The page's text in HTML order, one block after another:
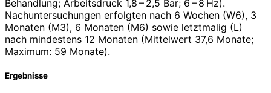
Behandlung; Arbeitsdruck 1,8 – 2,5 Bar; 6 – 8 Hz).
Nachuntersuchungen erfolgten nach 6 Wochen (W6), 3
Monaten (M3), 6 Monaten (M6) sowie letztmalig (L)
nach mindestens 12 Monaten (Mittelwert 37,6 Monate;
Maximum: 59 Monate).
Ergebnisse